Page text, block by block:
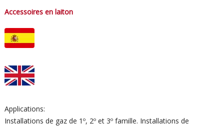
Accessoires en laiton
Applications:
Installations de gaz de 1º, 2º et 3º famille. Installations de